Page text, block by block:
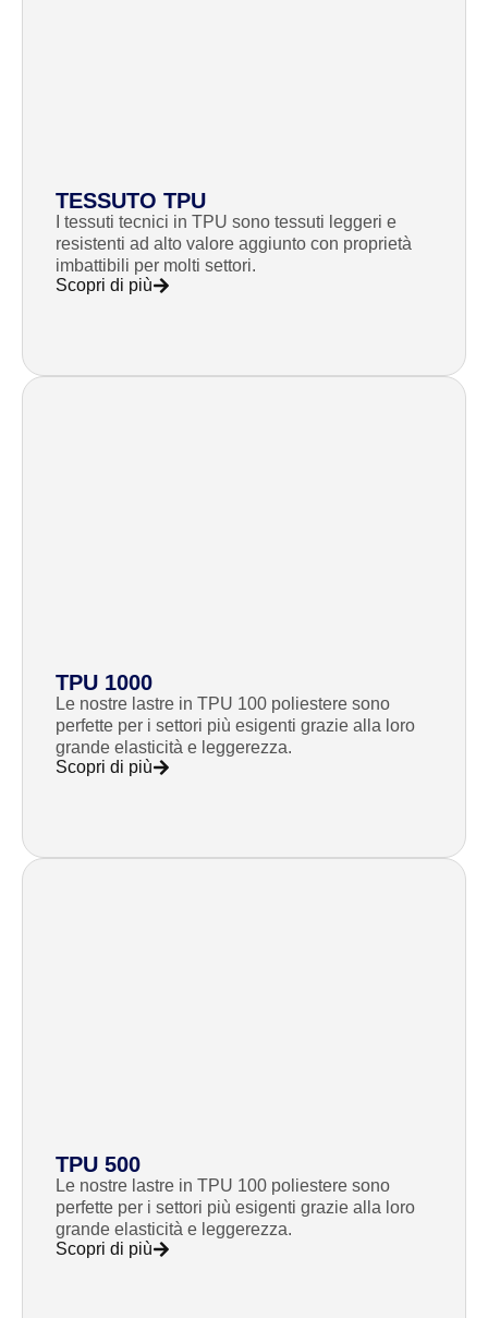
TESSUTO TPU
I tessuti tecnici in TPU sono tessuti leggeri e
resistenti ad alto valore aggiunto con proprietà
imbattibili per molti settori.
Scopri di più
TPU 1000
Le nostre lastre in TPU 100 poliestere sono
perfette per i settori più esigenti grazie alla loro
grande elasticità e leggerezza.
Scopri di più
TPU 500
Le nostre lastre in TPU 100 poliestere sono
perfette per i settori più esigenti grazie alla loro
grande elasticità e leggerezza.
Scopri di più